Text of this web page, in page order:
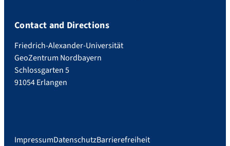
Contact and Directions
Friedrich-Alexander-Universität
GeoZentrum Nordbayern
Schlossgarten 5
91054 Erlangen
ImpressumDatenschutzBarrierefreiheit